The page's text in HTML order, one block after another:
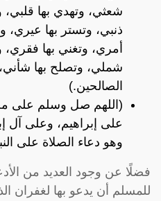
شعثي، وتهدي بها قلبي،
ذنبي، وتستر بها عيري،
أمري، وتغني بها فقري،
شملي، وتصلح بها
الصالحين.)
(اللهم صل وسلم على
على إبراهيم، وعلى آل
وهو دعاء الصلاة على
فضلًا عن وجود العديد من
للمسلم أن يدعو بها لغفران